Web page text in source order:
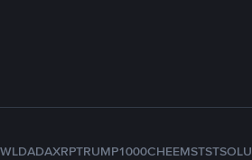
WLDADAXRPTRUMP1000CHEEMSTSTSOLU